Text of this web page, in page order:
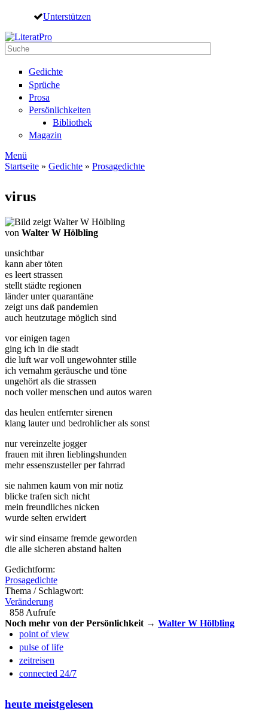
Direkt zum Inhalt
Unterstützen
Suche
Gedichte
Sprüche
Prosa
Persönlichkeiten
Bibliothek
Magazin
Menü
Startseite » Gedichte » Prosagedichte
virus
von Walter W Hölbling
unsichtbar
kann aber töten
es leert strassen
stellt städte regionen
länder unter quarantäne
zeigt uns daß pandemien
auch heutzutage möglich sind
vor einigen tagen
ging ich in die stadt
die luft war voll ungewohnter stille
ich vernahm geräusche und töne
ungehört als die strassen
noch voller menschen und autos waren
das heulen entfernter sirenen
klang lauter und bedrohlicher als sonst
nur vereinzelte jogger
frauen mit ihren lieblingshunden
mehr essenszusteller per fahrrad
sie nahmen kaum von mir notiz
blicke trafen sich nicht
mein freundliches nicken
wurde selten erwidert
wir sind einsame fremde geworden
die alle sicheren abstand halten
Gedichtform:
Prosagedichte
Thema / Schlagwort:
Veränderung
858 Aufrufe
Noch mehr von der Persönlichkeit → Walter W Hölbling
point of view
pulse of life
zeitreisen
connected 24/7
heute meistgelesen